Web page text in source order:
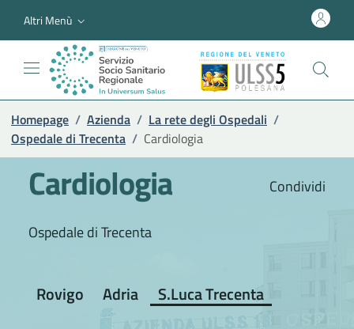
Altri Menù
Homepage / Azienda / La rete degli Ospedali /
Ospedale di Trecenta / Cardiologia
Condividi
Cardiologia
Ospedale di Trecenta
Rovigo Adria S.Luca Trecenta